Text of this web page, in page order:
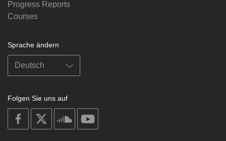
Progress Reports
Courses
Sprache ändern
Folgen Sie uns auf
on
facebook
soundcloud